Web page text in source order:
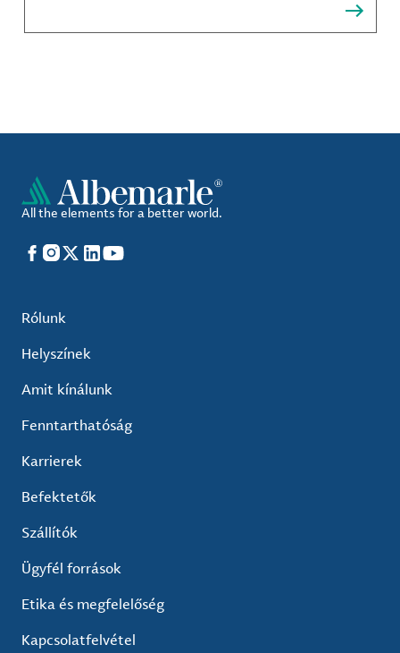
kompozit-anyag készítők és mások számára.
All the elements for a better world.
Facebook
Instagram
X LinkedIn
YouTube
Rólunk
Helyszínek
Amit kínálunk
Fenntarthatóság
Karrierek
Befektetők
Szállítók
Ügyfél források
Etika és megfelelőség
Kapcsolatfelvétel